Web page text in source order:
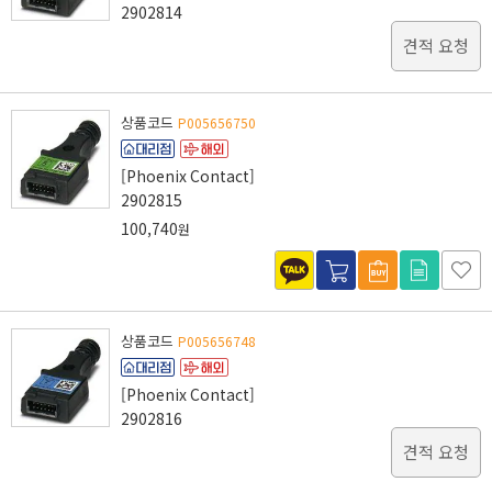
2902814
견적 요청
상품코드 P005656750
[Phoenix Contact]
2902815
100,740원
상품코드 P005656748
[Phoenix Contact]
2902816
견적 요청